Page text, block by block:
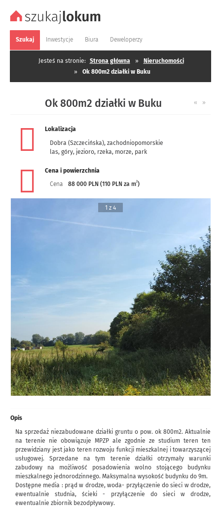
Szukaj Inwestycje Biura Deweloperzy
Jesteś na stronie: Strona główna »
Nieruchomości
»
Ok 800m2 działki w Buku
« »
Ok 800m2 działki w Buku
Lokalizacja
Dobra (Szczecińska), zachodniopomorskie
las, góry, jezioro, rzeka, morze, park
Cena i powierzchnia
Cena
88 000 PLN (110 PLN za m2)
1 z 4
Opis
Na sprzedaż niezabudowane działki gruntu o pow. ok 800m2. Aktualnie
na terenie nie obowiązuje MPZP ale zgodnie ze studium teren ten
przewidziany jest jako teren rozwoju funkcji mieszkalnej i towarzyszącej
usługowej. Sprzedane na tym terenie działki otrzymały warunki
zabudowy na możliwość posadowienia wolno stojącego budynku
mieszkalnego jednorodzinnego. Maksymalna wysokość budynku do 9m.
Dostępne media : prąd w drodze, woda- przyłączenie do sieci w drodze,
ewentualnie studnia, ścieki - przyłączenie do sieci w drodze,
ewentualnie zbiornik bezodpływowy.